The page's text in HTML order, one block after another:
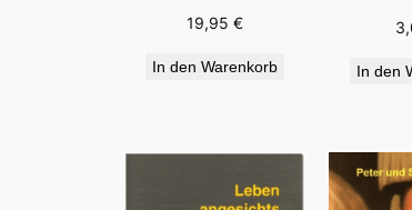
19,95€
In den Warenkorb In den